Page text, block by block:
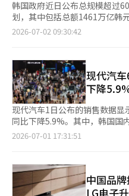
韩国政府近日公布总规模超过
划，其中包括总额1461万亿
子、SK集团计划实施的约4755
注。 过去数十年间，韩国半导体产业一直高度集中于首都圈。三
星电子平泽、华城园区和SK海
最大的存储芯片产业集群，为
提供。然而，随着
2026-07-02 09:30:42
现代汽
下降
现代汽车1日公布的销售数据显
同比下降5.9%。其中，韩国国
海外销量为28万辆，同比下降5.8%。 从车型来看，轿车
继续保持稳定销量。 今年上半年，现代汽车全球累计销量196.6万
辆，同比下降4.9%。其中，
海外市场销量同比下降3.7%，国
2026-07-01 17:31:51
中国品
LG电子